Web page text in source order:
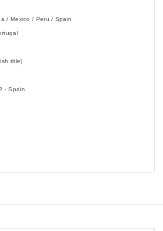
/ Mexico / Peru / Spain
title)
- Spain